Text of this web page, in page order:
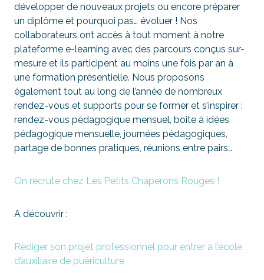
développer de nouveaux projets ou encore préparer
un diplôme et pourquoi pas… évoluer ! Nos
collaborateurs ont accès à tout moment à notre
plateforme e-learning avec des parcours conçus sur-
mesure et ils participent au moins une fois par an à
une formation présentielle. Nous proposons
également tout au long de l’année de nombreux
rendez-vous et supports pour se former et s’inspirer :
rendez-vous pédagogique mensuel, boite à idées
pédagogique mensuelle, journées pédagogiques,
partage de bonnes pratiques, réunions entre pairs…
On recrute chez Les Petits Chaperons Rouges !
A découvrir :
Rédiger son projet professionnel pour entrer à l’école
d’auxiliaire de puériculture